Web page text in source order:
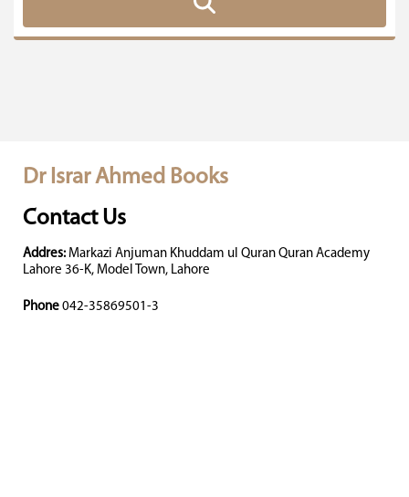
Dr Israr Ahmed Books
Contact Us
Addres: Markazi Anjuman Khuddam ul Quran Quran Academy
Lahore 36-K, Model Town, Lahore
Phone 042-35869501-3